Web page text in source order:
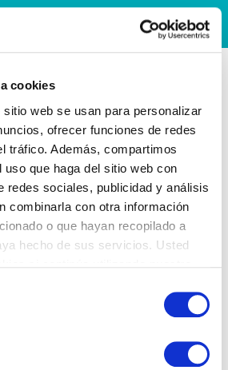
cookies
web se usan para personalizar
ofrecer funciones de redes
tráfico. Además, compartimos
uso que haga del sitio web con
redes sociales, publicidad y análisis
combinarla con otra información
o que hayan recopilado a
hecho de sus servicios. Usted